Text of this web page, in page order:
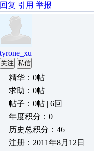
回复 引用 举报
tyrone_xu
关注 私信
精华：0帖
求助：0帖
帖子：0帖 | 6回
年度积分：0
历史总积分：46
注册：2011年8月12日